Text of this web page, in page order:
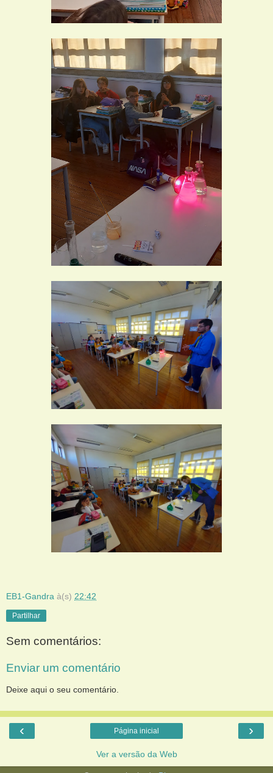
EB1-Gandra à(s) 22:42
Partilhar
Sem comentários:
Enviar um comentário
Deixe aqui o seu comentário.
‹ ›
Página inicial
Ver a versão da Web